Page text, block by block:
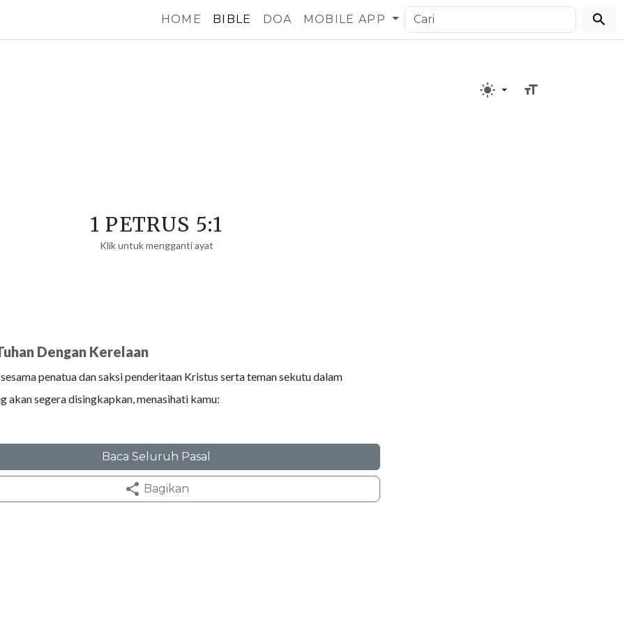
HOME BIBLE DOA MOBILE APP
1 PETRUS 5:1
Klik untuk mengganti ayat
Dengan Kerelaan
penatua dan saksi penderitaan Kristus serta teman sekutu dalam
akan segera disingkapkan, menasihati kamu:
Baca Seluruh Pasal
Bagikan